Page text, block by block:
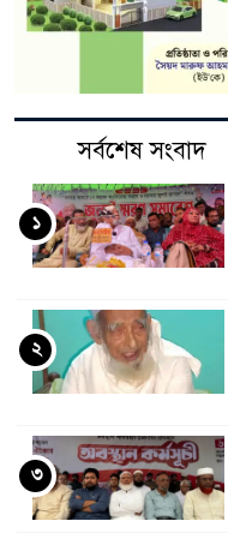
সর্বশেষ সংবাদ
১
২
৩